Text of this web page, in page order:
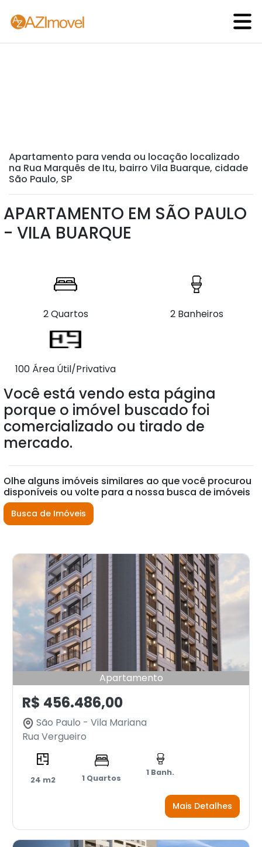
Apartamento para venda ou locação localizado
na Rua Marquês de Itu, bairro Vila Buarque, cidade
São Paulo, SP
APARTAMENTO EM SÃO PAULO
- VILA BUARQUE
2 Quartos 2 Banheiros
100 Área Útil/Privativa
Você está vendo esta página
porque o imóvel buscado foi
comercializado ou tirado de
mercado.
Olhe alguns imóveis similares ao que você procurou
disponíveis ou volte para a nossa busca de imóveis
Busca de Imóveis
Apartamento
R$ 456.486,00
São Paulo - Vila Mariana
Rua Vergueiro
24 m2 1 Quartos
1 Banh.
Mais Detalhes